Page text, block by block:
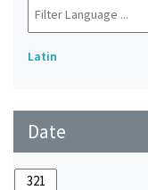
Latin
Date